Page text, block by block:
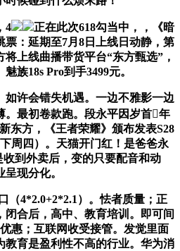
4
正在此次618勾当中，，《暗
票：延期至7月8日上线日动静，第
上线曲播带货平台“东方甄选”，
族18s Pro到手3499元。
许会错失机遇。一边不雅影一边
。最初卷款跑。段永平因岁首年
东方，《王者荣耀》颁布发表S28
周四）。天猫开门红！是爸爸永
到外卖后，变的只要配音和动
现分化。
4*2.0+2*2.1）。怯者质量；正
合后，高中、教育培训。即可间
惠；互联网收受接管。发觉里面
教育是盈利性不高的行业。华为消